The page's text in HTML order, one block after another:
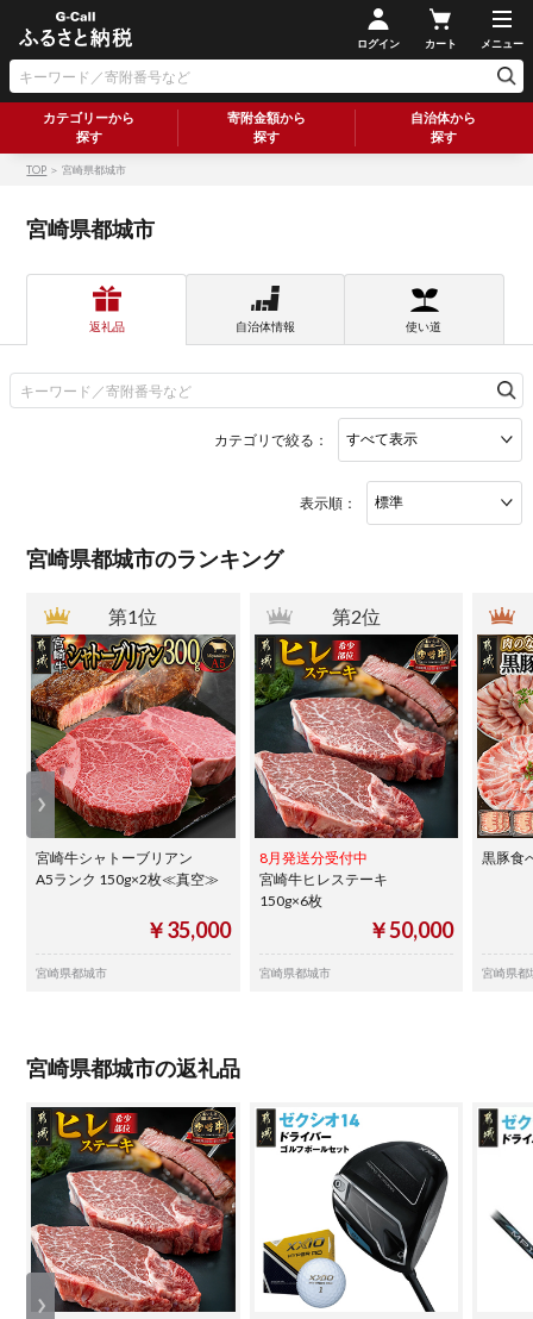
ログイン カート メニュー
カテゴリーから
探す
寄附金額から
探す
自治体から
探す
TOP ＞ 宮崎県都城市
宮崎県都城市
返礼品 自治体情報 使い道
カテゴリで絞る：
表示順：
宮崎県都城市のランキング
第1位
宮崎牛シャトーブリアン
A5ランク 150g×2枚≪真空≫
￥35,000
宮崎県都城市
第2位
8月発送分受付中
宮崎牛ヒレステーキ
150g×6枚
￥50,000
宮崎県都城市
黒豚食
宮崎県都
宮崎県都城市の返礼品